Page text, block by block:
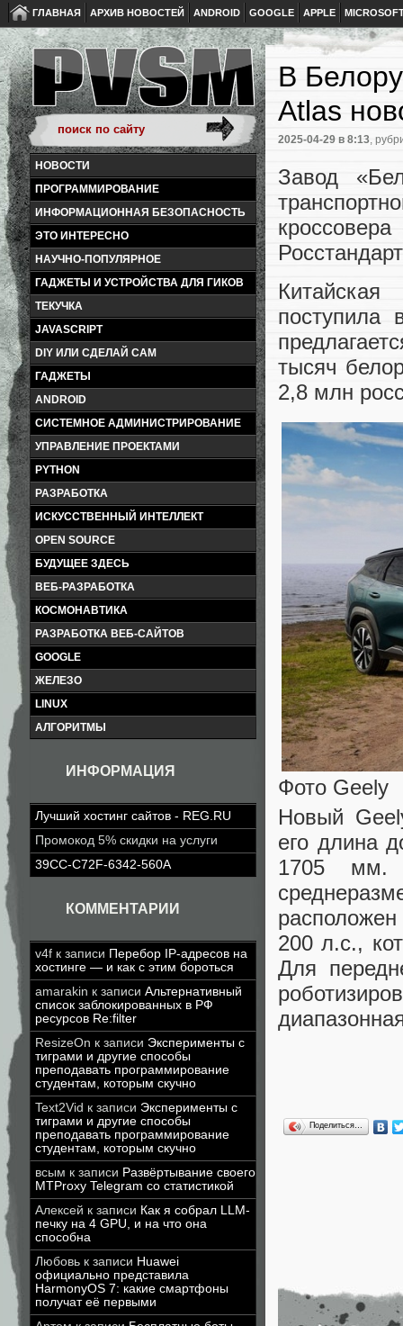
ГЛАВНАЯ АРХИВ НОВОСТЕЙ ANDROID GOOGLE APPLE
НОВОСТИ
ПРОГРАММИРОВАНИЕ
ИНФОРМАЦИОННАЯ БЕЗОПАСНОСТЬ
ЭТО ИНТЕРЕСНО
НАУЧНО-ПОПУЛЯРНОЕ
ГАДЖЕТЫ И УСТРОЙСТВА ДЛЯ ГИКОВ
ТЕКУЧКА
JAVASCRIPT
DIY ИЛИ СДЕЛАЙ САМ
ГАДЖЕТЫ
ANDROID
СИСТЕМНОЕ АДМИНИСТРИРОВАНИЕ
УПРАВЛЕНИЕ ПРОЕКТАМИ
PYTHON
РАЗРАБОТКА
ИСКУССТВЕННЫЙ ИНТЕЛЛЕКТ
OPEN SOURCE
БУДУЩЕЕ ЗДЕСЬ
ВЕБ-РАЗРАБОТКА
КОСМОНАВТИКА
РАЗРАБОТКА ВЕБ-САЙТОВ
GOOGLE
ЖЕЛЕЗО
LINUX
АЛГОРИТМЫ
ИНФОРМАЦИЯ
Лучший хостинг сайтов - REG.RU
Промокод 5% скидки на услуги
39CC-C72F-6342-560A
КОММЕНТАРИИ
v4f к записи Перебор IP-адресов на
хостинге — и как с этим бороться
amarakin к записи Альтернативный
список заблокированных в РФ
ресурсов Re:filter
ResizeOn к записи Эксперименты с
тиграми и другие способы
преподавать программирование
студентам, которым скучно
Text2Vid к записи Эксперименты с
тиграми и другие способы
преподавать программирование
студентам, которым скучно
всым к записи Развёртывание своего
MTProxy Telegram со статистикой
Алексей к записи Как я собрал LLM-
печку на 4 GPU, и на что она
способна
Любовь к записи Huawei
официально представила
HarmonyOS 7: какие смартфоны
получат её первыми
В
Atlas
2025-04-29 в 8:13,
Завод
поступила
тысяч
2,8 млн
Фото Geely
Новый
его длина
1705 мм.
200 л.с.,
Для
Поделиться…